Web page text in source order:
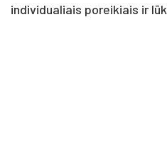
individualiais poreikiais ir